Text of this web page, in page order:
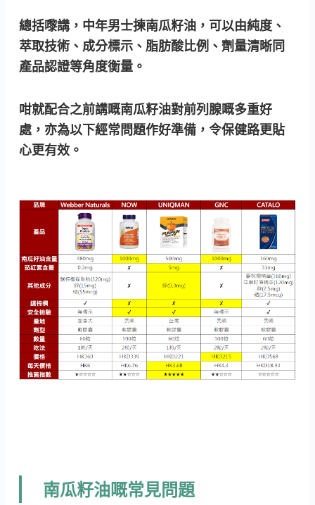
總括嚟講，中年男士揀南瓜籽油，可以由純度、
萃取技術、成分標示、脂肪酸比例、劑量清晰同
產品認證等角度衡量。
咁就配合之前講嘅南瓜籽油對前列腺嘅多重好
處，亦為以下經常問題作好準備，令保健路更貼
心更有效。
南瓜籽油嘅常見問題